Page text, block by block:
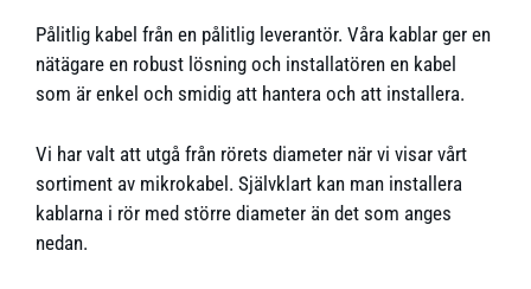
Pålitlig kabel från en pålitlig leverantör. Våra kablar ger en
nätägare en robust lösning och installatören en kabel
som är enkel och smidig att hantera och att installera.
Vi har valt att utgå från rörets diameter när vi visar vårt
sortiment av mikrokabel. Självklart kan man installera
kablarna i rör med större diameter än det som anges
nedan.